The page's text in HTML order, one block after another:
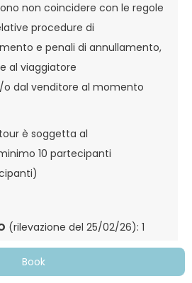
Book
non coincidere con le regole
procedure di
e penali di annullamento,
al viaggiatore
o dal venditore al momento
è soggetta al
10 partecipanti
(rilevazione del 25/02/26): 1
a 20 giorni prima della